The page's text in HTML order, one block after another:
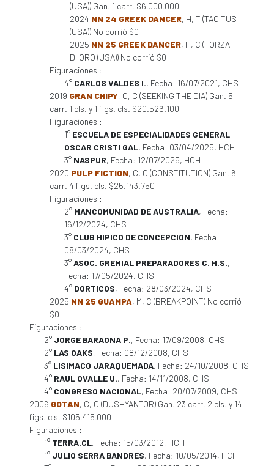
(USA)) Gan. 1 carr. $6.000.000
2024 NN 24 GREEK DANCER, H, T (TACITUS
(USA)) No corrió $0
2025 NN 25 GREEK DANCER, H, C (FORZA
DI ORO (USA)) No corrió $0
Figuraciones :
4° CARLOS VALDES I., Fecha: 16/07/2021, CHS
2019 GRAN CHIPY, C, C (SEEKING THE DIA) Gan. 5
carr. 1 cls. y 1 figs. cls. $20.526.100
Figuraciones :
1° ESCUELA DE ESPECIALIDADES GENERAL
OSCAR CRISTI GAL, Fecha: 03/04/2025, HCH
3° NASPUR, Fecha: 12/07/2025, HCH
2020 PULP FICTION, C, C (CONSTITUTION) Gan. 6
carr. 4 figs. cls. $25.143.750
Figuraciones :
2° MANCOMUNIDAD DE AUSTRALIA, Fecha:
16/12/2024, CHS
3° CLUB HIPICO DE CONCEPCION, Fecha:
08/03/2024, CHS
3°ASOC. GREMIAL PREPARADORES C. H.S.,
Fecha: 17/05/2024, CHS
4° DORTICOS, Fecha: 28/03/2024, CHS
2025 NN 25 GUAMPA, M, C (BREAKPOINT) No corrió
$0
Figuraciones :
2° JORGE BARAONA P., Fecha: 17/09/2008, CHS
2° LAS OAKS, Fecha: 08/12/2008, CHS
3° LISIMACO JARAQUEMADA, Fecha: 24/10/2008, CHS
4° RAUL OVALLE U., Fecha: 14/11/2008, CHS
4° CONGRESO NACIONAL, Fecha: 20/07/2009, CHS
2006 GOTAN, C, C (DUSHYANTOR) Gan. 23 carr. 2 cls. y 14
figs. cls. $105.415.000
Figuraciones :
1° TERRA.CL, Fecha: 15/03/2012, HCH
1° JULIO SERRA BANDRES, Fecha: 10/05/2014, HCH